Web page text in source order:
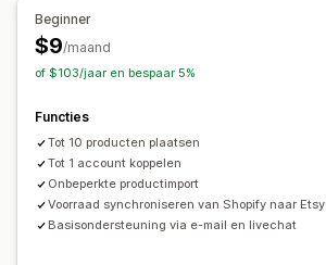
Fulfilment op meerdere locaties
Goedkeuring van bestellingen
Synchronisatie van bestellingen
Voorraadsynchronisatie
Gegevensmigratie
Bulkexport
Beginner
$9/maand
of $103/jaar en bespaar 5%
Functies
Tot 10 producten plaatsen
Tot 1 account koppelen
Onbeperkte productimport
Voorraad synchroniseren van Shopify naar Etsy
Basisondersteuning via e-mail en livechat